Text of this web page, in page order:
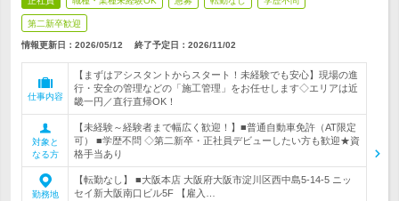
第二新卒歓迎
情報更新日：2026/05/12 終了予定日： 2026/11/02
仕事内容
【まずはアシスタントからスタート！未経験でも安心】現場の進
行・安全の管理などの「施工管理」をお任せします◇エリアは近
畿一円／直行直帰OK！
対象と
なる方
【未経験～経験者まで幅広く歓迎！】■普通自動車免許（AT限定
可） ■学歴不問 ◇第二新卒・正社員デビューしたい方も歓迎★資
格手当あり
勤務地
【転勤なし】 ■大阪本店 大阪府大阪市淀川区西中島5-14-5 ニッ
セイ新大阪南口ビル5F 【雇入…